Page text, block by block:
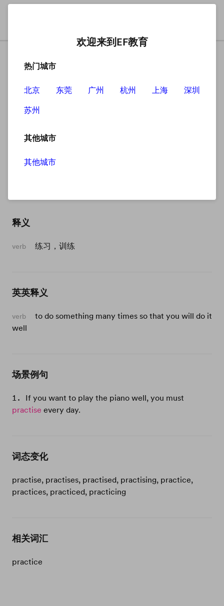
practise
释义
verb 练习，训练
英英释义
verb
to do something many times so that you will do it
well
场景例句
If you want to play the piano well, you must
practise every day.
词态变化
practise, practises, practised, practising, practice,
practices, practiced, practicing
相关词汇
practice
欢迎来到EF教育
热门城市
北京 东莞 广州 杭州 上海
深圳
苏州
其他城市
其他城市